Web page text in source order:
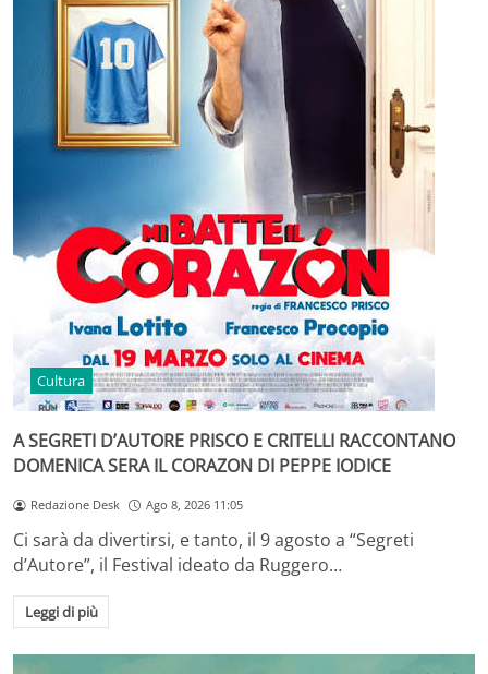
Cultura
A SEGRETI D’AUTORE PRISCO E CRITELLI RACCONTANO
DOMENICA SERA IL CORAZON DI PEPPE IODICE
Redazione Desk Ago 8, 2026 11:05
Ci sarà da divertirsi, e tanto, il 9 agosto a “Segreti
d’Autore”, il Festival ideato da Ruggero…
Leggi di più